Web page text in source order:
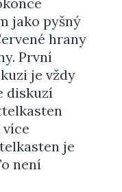
jako pyšný
hrany
První
je vždy
diskuzí
více
je
není